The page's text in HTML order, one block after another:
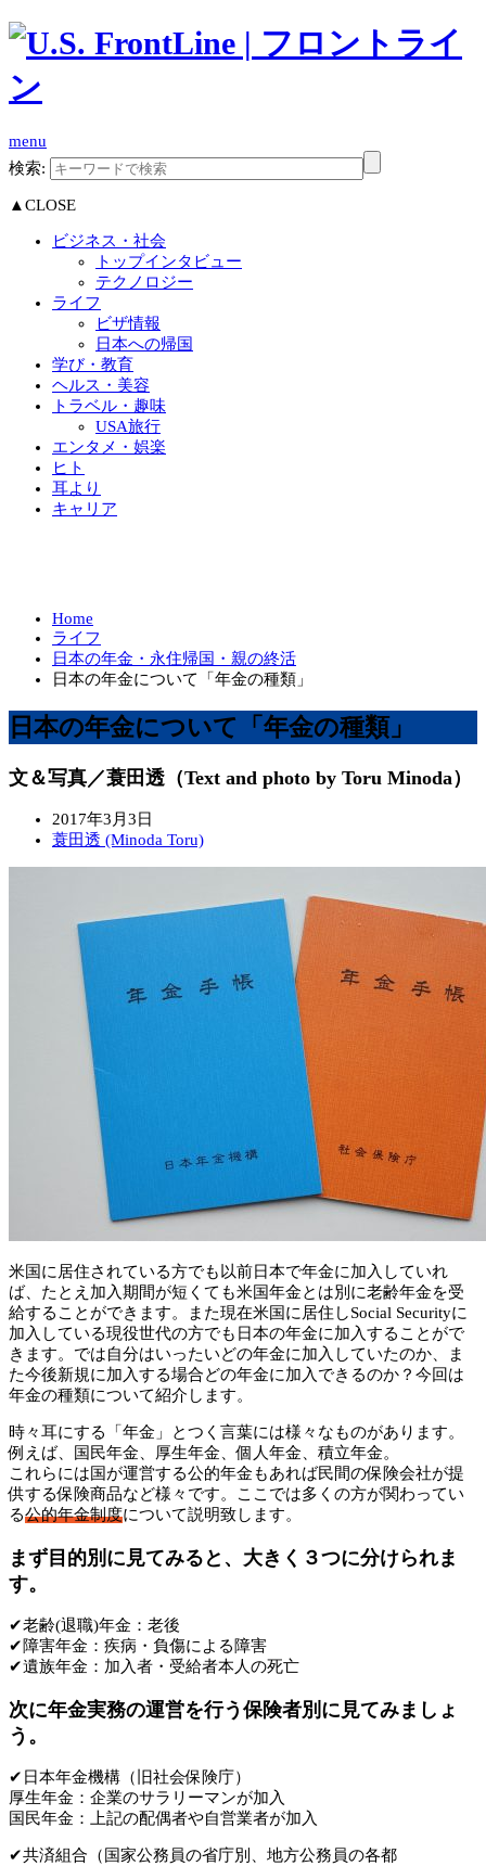
menu
検索:
▲CLOSE
ビジネス・社会
トップインタビュー
テクノロジー
ライフ
ビザ情報
日本への帰国
学び・教育
ヘルス・美容
トラベル・趣味
USA旅行
エンタメ・娯楽
ヒト
耳より
キャリア
Home
ライフ
日本の年金・永住帰国・親の終活
日本の年金について「年金の種類」
日本の年金について「年金の種類」
文＆写真／蓑田透（Text and photo by Toru Minoda）
2017年3月3日
蓑田透 (Minoda Toru)
米国に居住されている方でも以前日本で年金に加入していれ
ば、たとえ加入期間が短くても米国年金とは別に老齢年金を受
給することができます。また現在米国に居住しSocial Securityに
加入している現役世代の方でも日本の年金に加入することがで
きます。では自分はいったいどの年金に加入していたのか、ま
た今後新規に加入する場合どの年金に加入できるのか？今回は
年金の種類について紹介します。
時々耳にする「年金」とつく言葉には様々なものがあります。
例えば、国民年金、厚生年金、個人年金、積立年金。
これらには国が運営する公的年金もあれば民間の保険会社が提
供する保険商品など様々です。ここでは多くの方が関わってい
る公的年金制度について説明致します。
まず目的別に見てみると、大きく３つに分けられま
す。
✔老齢(退職)年金：老後
✔障害年金：疾病・負傷による障害
✔遺族年金：加入者・受給者本人の死亡
次に年金実務の運営を行う保険者別に見てみましょ
う。
✔日本年金機構（旧社会保険庁）
厚生年金：企業のサラリーマンが加入
国民年金：上記の配偶者や自営業者が加入
✔共済組合（国家公務員の省庁別、地方公務員の各都